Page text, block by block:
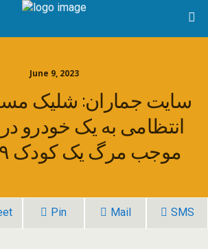
June 9, 2023
سایت جماران: شلیک
انتظامی به یک خودرو
موجب مرگ یک کودک ۹ ساله شد
Pin Mail SMS